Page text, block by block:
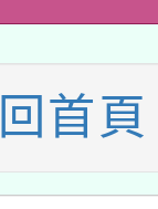
理「
節水達
期六
系列
藝術
第2次
(無人
動站研
首頁